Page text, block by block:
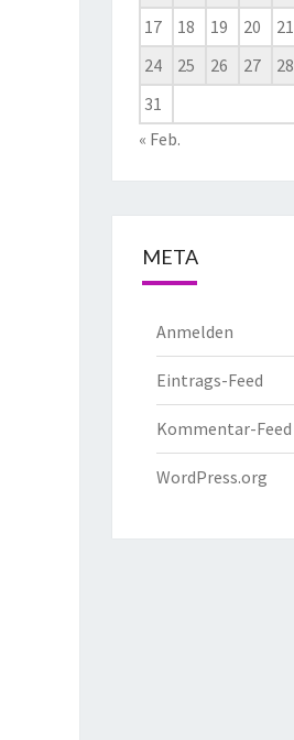
17
18 19 20 21
24
25 26 27 28
31
« Feb.
META
Anmelden
Eintrags-Feed
Kommentar-Feed
WordPress.org